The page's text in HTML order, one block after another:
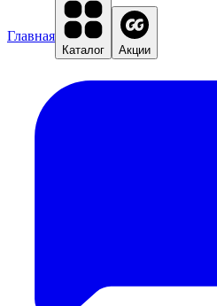
Главная
Каталог Акции